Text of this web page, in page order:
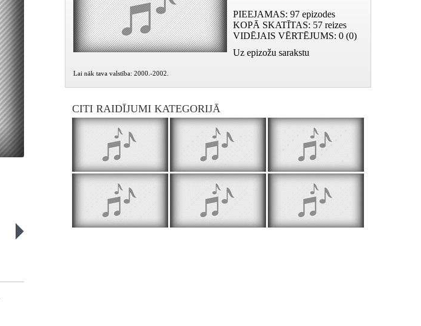
PIEEJAMAS: 97 epizodes
KOPĀ SKATĪTAS: 57 reizes
VIDĒJAIS VĒRTĒJUMS: 0 (0)
Uz epizožu sarakstu
Lai nāk tava valstība: 2000.-2002.
CITI RAIDĪJUMI KATEGORIJĀ